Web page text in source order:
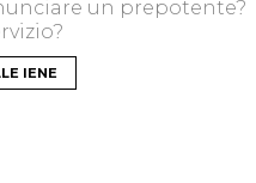
un prepotente?
IENE